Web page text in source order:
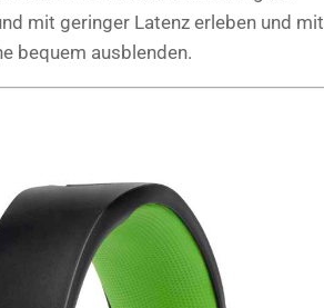
mit geringer Latenz erleben und mit
bequem ausblenden.